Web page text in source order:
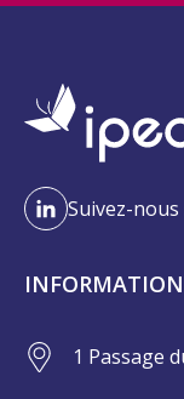
Suivez-
1 Passage